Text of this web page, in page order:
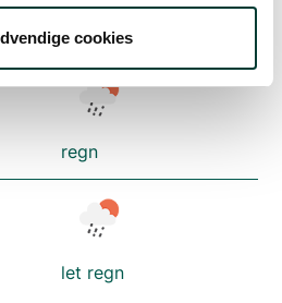
cookies
spredt skydække
regn
let regn